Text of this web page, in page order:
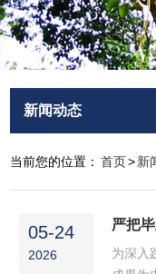
新闻动态
当前您的位置： 首页>新
05-24
2026
为深入